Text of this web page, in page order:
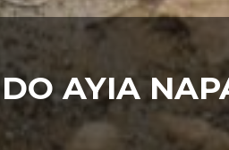
AYIA